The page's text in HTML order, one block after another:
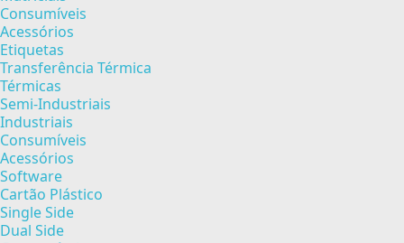
Consumíveis
Acessórios
Etiquetas
Transferência Térmica
Térmicas
Semi-Industriais
Industriais
Consumíveis
Acessórios
Software
Cartão Plástico
Single Side
Dual Side